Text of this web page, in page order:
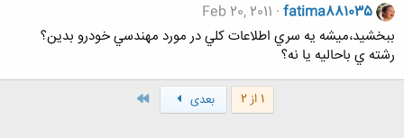
fatima881035
Feb 20, 2011
ببخشيد،ميشه يه سري اطلاعات كلي در مورد مهندسي خودرو بدين؟
رشته ي باحاليه يا نه؟
1 از 2 بعدی